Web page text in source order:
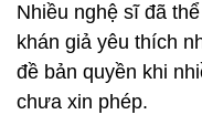
Nhiều nghệ sĩ đã
khán giả yêu thích
đề bản quyền khi
chưa xin phép.